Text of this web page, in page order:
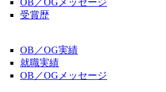
OB／OGメッセージ
受賞歴
OB／OG実績
就職実績
OB／OGメッセージ